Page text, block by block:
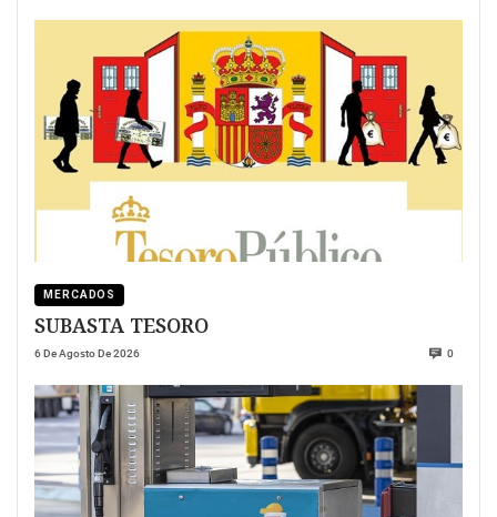
MERCADOS
SUBASTA TESORO
6 De Agosto De 2026 0